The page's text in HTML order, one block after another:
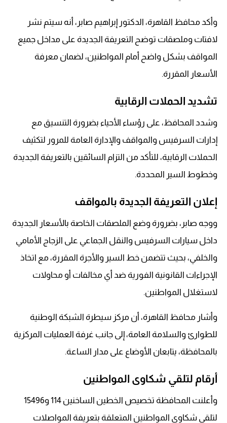
وأكد محافظ القاهرة، الدكتور إبراهيم صابر، أنه سيتم نشر
لافتات وملصقات توضح التعريفة الجديدة على مداخل جميع
المواقف بشكل واضح أمام المواطنين، لضمان معرفة
الأسعار المقررة.
تشديد الحملات الرقابية
وشدد المحافظ، على رؤساء الأحياء بضرورة التنسيق مع
إدارات السرفيس والمواقف والإدارة العامة للمرور لتكثيف
الحملات الرقابية، للتأكد من التزام السائقين بالتعريفة الجديدة
وخطوط السير المحددة.
إعلان التعريفة الجديدة بالمواقف
ووجه صابر، بضرورة وضع الملصقات الخاصة بالأسعار الجديدة
داخل سيارات السرفيس والنقل الجماعي على الزجاج الأمامي
والخلفي، بحيث تتضمن خط السير والأجرة المقررة، مع اتخاذ
الإجراءات القانونية الفورية ضد أي مخالفات أو محاولات
لاستغلال المواطنين.
وأشار محافظ القاهرة، أن مركز سيطرة الشبكة الوطنية
للطوارئ والسلامة العامة، إلى جانب غرفة العمليات المركزية
بالمحافظة، يتابعان الأوضاع على مدار الساعة.
أرقام لتلقي شكاوى المواطنين
وأعلنت المحافظة تخصيص الخطين الساخنين 114 و15496
لتلقي شكاوى المواطنين المتعلقة بتعريفة المواصلات